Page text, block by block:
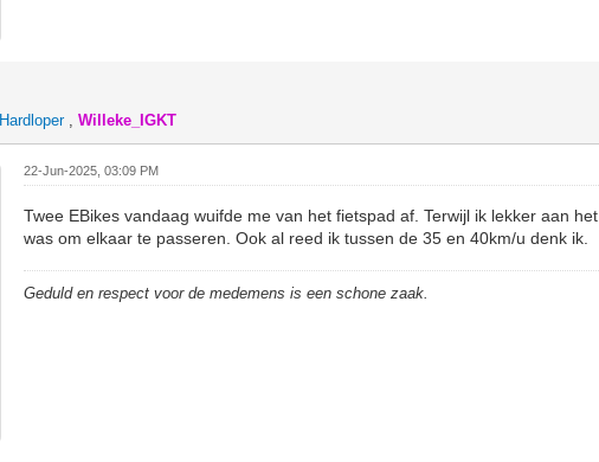
Hardloper,Willeke_IGKT
22-Jun-2025, 03:09 PM
Twee EBikes vandaag wuifde me van het fietspad af. Terwijl ik lekker aan
was om elkaar te passeren. Ook al reed ik tussen de 35 en 40km/u denk ik.
Geduld en respect voor de medemens is een schone zaak.